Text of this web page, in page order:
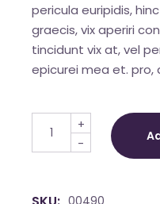
pericula euripidis,
graecis, vix aperiri
tincidunt vix at, vel
epicurei mea et. pro,
Hologram Poster
-
+
00490